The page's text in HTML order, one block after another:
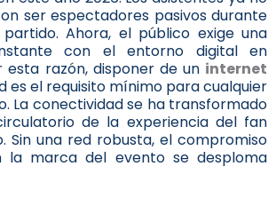
ser espectadores pasivos durante
Ahora, el público exige una
con el entorno digital en
esta razón, disponer de un internet
es el requisito mínimo para cualquier
La conectividad se ha transformado
de la experiencia del fan
Sin una red robusta, el compromiso
la marca del evento se desploma